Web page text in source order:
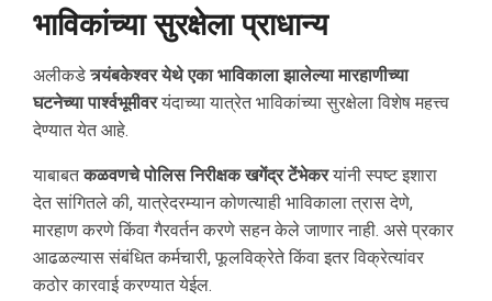
भाविकांच्या सुरक्षेला प्राधान्य
अलीकडेत्र्यंबकेश्वर येथे एका भाविकाला झालेल्या मारहाणीच्या
घटनेच्या पार्श्वभूमीवरयंदाच्या यात्रेत भाविकांच्या सुरक्षेला विशेष महत्त्व
देण्यात येत आहे.
याबाबतकळवणचे पोलिस निरीक्षक खगेंद्र टेंभेकरयांनी स्पष्ट इशारा
देत सांगितले की, यात्रेदरम्यान कोणत्याही भाविकाला त्रास देणे,
मारहाण करणे किंवा गैरवर्तन करणे सहन केले जाणार नाही. असे प्रकार
आढळल्यास संबंधित कर्मचारी, फूलविक्रेते किंवा इतर विक्रेत्यांवर
कठोर कारवाई करण्यात येईल.